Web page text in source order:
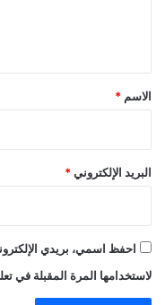
*
الاسم *
البريد الإلكتروني *
احفظ اسمي، بريدي
لاستخدامها المرة المقبلة في